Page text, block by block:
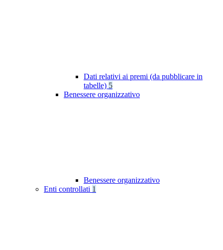
Dati relativi ai premi (da pubblicare in
tabelle) 5
Benessere organizzativo
Benessere organizzativo
Enti controllati 1